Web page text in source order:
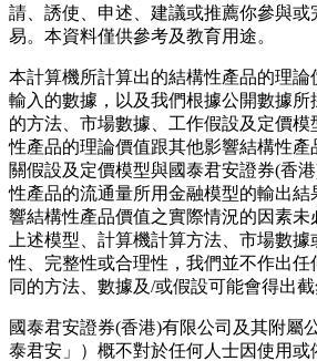
請、誘使、申述、建議或推薦你參與或
易。本資料僅供參考及教育用途。
本計算機所計算出的結構性產品的理
輸入的數據，以及我們根據公開數據所
的方法、市場數據、工作假設及定價
性產品的理論價值跟其他影響結構性
關假設及定價模型與國泰君安證券(香
性產品的流通量所用金融模型的輸出
響結構性產品價值之實際情況的因素
上述模型、計算機計算方法、市場數
性、完整性或合理性，我們並不作出任
同的方法、數據及/或假設可能會得出截
國泰君安證券(香港)有限公司及其附屬
泰君安」）概不對於任何人士因使用或